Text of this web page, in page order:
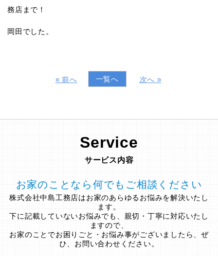
務店まで！
岡田でした。
« 前へ 一覧へ 次へ »
Service
サービス内容
お家のことなら何でもご相談ください
株式会社中島工務店はお家のあらゆるお悩みを解決いたし
ます。
下に記載していないお悩みでも、親切・丁寧に対応いたし
ますので、
お家のことでお困りごと・お悩み事がございましたら、ぜ
ひ、お問い合わせください。